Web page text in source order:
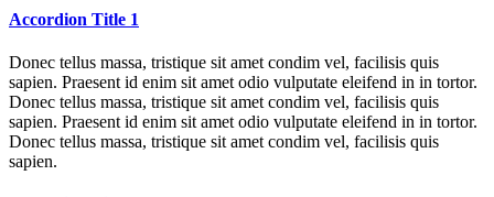
Accordion Title 1
Donec tellus massa, tristique sit amet condim vel, facilisis quis
sapien. Praesent id enim sit amet odio vulputate eleifend in in tortor.
Donec tellus massa, tristique sit amet condim vel, facilisis quis
sapien. Praesent id enim sit amet odio vulputate eleifend in in tortor.
Donec tellus massa, tristique sit amet condim vel, facilisis quis
sapien.